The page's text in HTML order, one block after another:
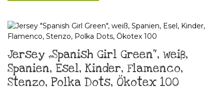
Jersey „Spanish Girl Green“, weiß,
Spanien, Esel, Kinder, Flamenco,
Stenzo, Polka Dots, Ökotex 100